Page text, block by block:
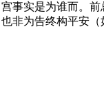
事实是为谁而。
非为告终构平安